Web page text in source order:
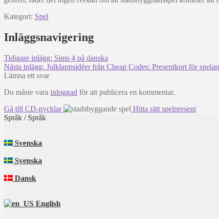
Kategori: Spel
Inläggsnavigering
Tidigare inlägg: Sims 4 på danska
Nästa inlägg: Julklappsidéer från Cheap Codes: Presentkort för
Lämna ett svar
Du måste vara inloggad för att publicera en kommentar.
Gå till CD-nycklar
Hitta rätt spelpresent
Språk / Språk
Svenska
Svenska
Dansk
English